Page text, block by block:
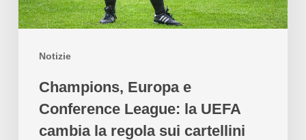
Notizie
Champions, Europa e
Conference League: la UEFA
cambia la regola sui cartellini